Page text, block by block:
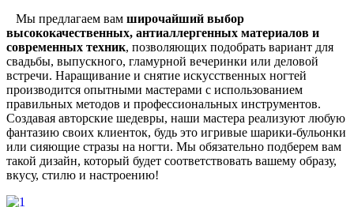
Мы предлагаем вам широчайший выбор
высококачественных, антиаллергенных материалов и
современных техник, позволяющих подобрать вариант для
свадьбы, выпускного, гламурной вечеринки или деловой
встречи. Наращивание и снятие искусственных ногтей
производится опытными мастерами с использованием
правильных методов и профессиональных инструментов.
Создавая авторские шедевры, наши мастера реализуют любую
фантазию своих клиенток, будь это игривые шарики-бульонки
или сияющие стразы на ногти. Мы обязательно подберем вам
такой дизайн, который будет соответствовать вашему образу,
вкусу, стилю и настроению!